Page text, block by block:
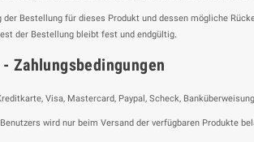
der Bestellung für dieses Produkt und dessen mögliche
der Bestellung bleibt fest und endgültig.
Zahlungsbedingungen
Visa, Mastercard, Paypal, Scheck,
wird nur beim Versand der verfügbaren Produkte